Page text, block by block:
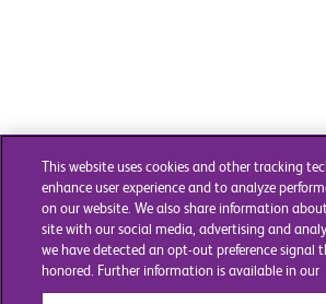
This website uses cookies and other tracking
enhance user experience and to analyze
on our website. We also share information
site with our social media, advertising and
we have detected an opt-out preference signal
honored. Further information is available in our